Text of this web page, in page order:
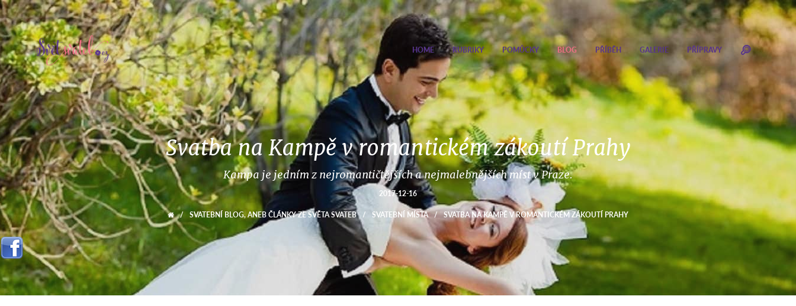
HOME RUBRIKY POMŮCKY BLOG PŘÍBĚH GALERIE PŘÍPRAVY
Svatba na Kampě v romantickém zákoutí Prahy
Kampa je jedním z nejromantičtějších a nejmalebnějších míst v Praze.
2017-12-16
/ SVATEBNÍ BLOG, ANEB ČLÁNKY ZE SVĚTA SVATEB / SVATEBNÍ MÍSTA / SVATBA NA KAMPĚ V ROMANTICKÉM ZÁKOUTÍ PRAHY